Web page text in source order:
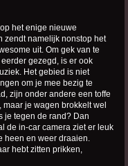
het enige nieuwe
zendt namelijk nonstop het
uit. Om gek van te
gezegd, is er ook
Het gebied is niet
om je mee bezig te
zijn onder andere een toffe
je wagen brokkelt wel
je tegen de rand? Dan
de in-car camera ziet er leuk
heen en weer draaien.
hebt zitten prikken,